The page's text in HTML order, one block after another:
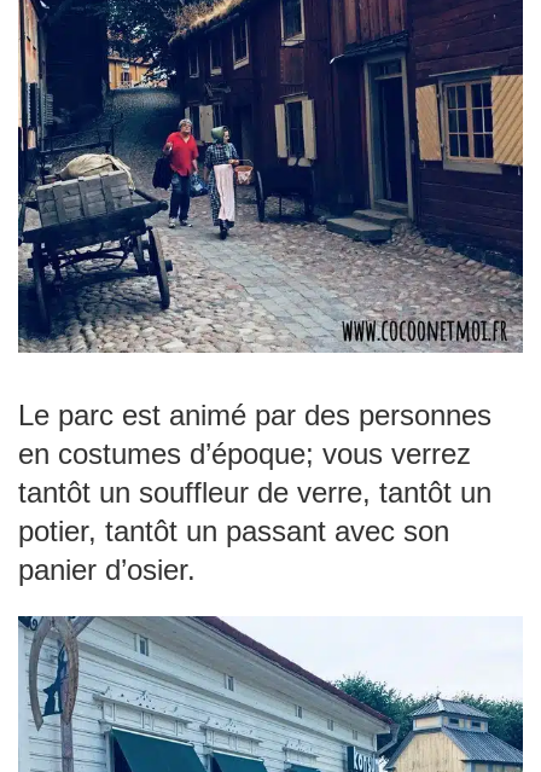
Le parc est animé par des personnes
en costumes d’époque; vous verrez
tantôt un souffleur de verre, tantôt un
potier, tantôt un passant avec son
panier d’osier.